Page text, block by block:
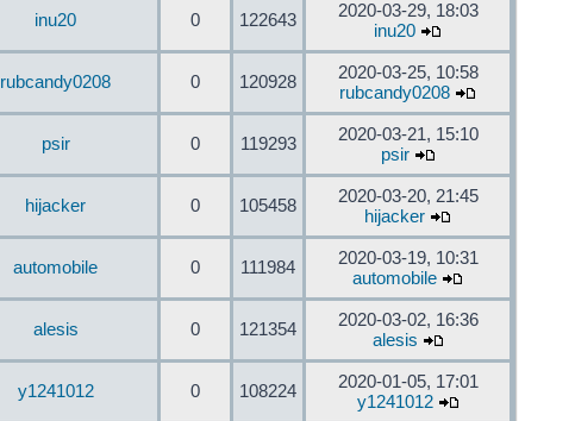
inu20 0 122643
2020-03-29, 18:03
inu20
rubcandy0208 0 120928
2020-03-25, 10:58
rubcandy0208
psir 0 119293
2020-03-21, 15:10
psir
hijacker 0 105458
2020-03-20, 21:45
hijacker
automobile 0 111984
2020-03-19, 10:31
automobile
alesis 0 121354
2020-03-02, 16:36
alesis
y1241012 0 108224
2020-01-05, 17:01
y1241012